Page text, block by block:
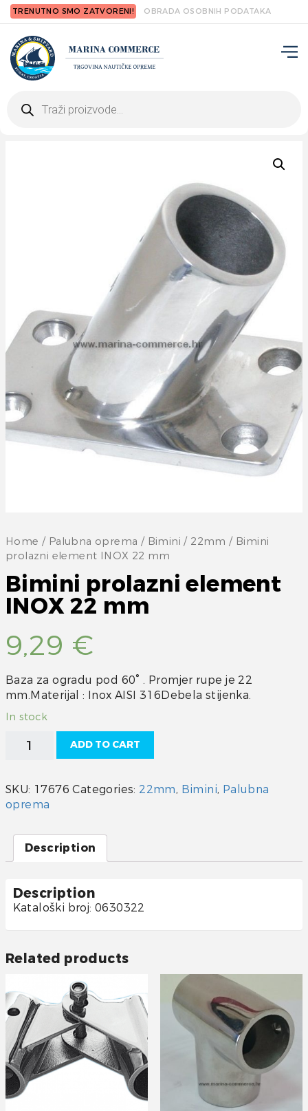
TRENUTNO SMO ZATVORENI! OBRADA OSOBNIH PODATAKA
search
Home / Palubna oprema / Bimini / 22mm / Bimini
prolazni element INOX 22 mm
Bimini prolazni element
INOX 22 mm
9,29 €
Baza za ogradu pod 60° . Promjer rupe je 22
mm.Materijal : Inox AISI 316Debela stijenka.
In stock
Bimini
prolazni
INOX
22
mm
ADD TO CART
SKU: 17676 Categories: 22mm, Bimini, Palubna
oprema
Description
Description
Kataloški broj: 0630322
Related products